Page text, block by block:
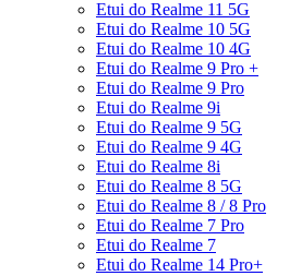
Etui do Realme 11 5G
Etui do Realme 10 5G
Etui do Realme 10 4G
Etui do Realme 9 Pro +
Etui do Realme 9 Pro
Etui do Realme 9i
Etui do Realme 9 5G
Etui do Realme 9 4G
Etui do Realme 8i
Etui do Realme 8 5G
Etui do Realme 8 / 8 Pro
Etui do Realme 7 Pro
Etui do Realme 7
Etui do Realme 14 Pro+